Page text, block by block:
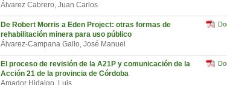
Álvarez Cabrero, Juan Carlos
De Robert Morris a Eden Project: otras formas de
rehabilitación minera para uso público
Álvarez-Campana Gallo, José Manuel
El proceso de revisión de la A21P y comunicación de la
Acción 21 de la provincia de Córdoba
Amador Hidalgo, Luis